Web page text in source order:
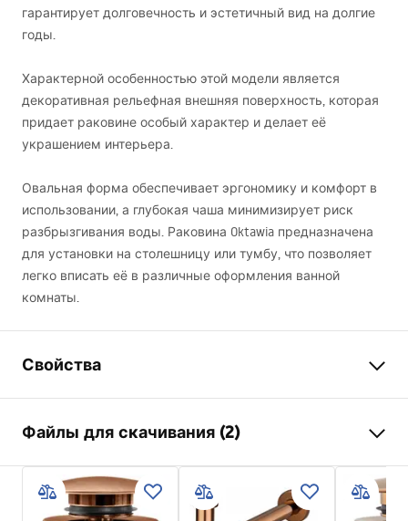
гарантирует долговечность и эстетичный вид на долгие
годы.
Характерной особенностью этой модели является
декоративная рельефная внешняя поверхность, которая
придает раковине особый характер и делает её
украшением интерьера.
Овальная форма обеспечивает эргономику и комфорт в
использовании, а глубокая чаша минимизирует риск
разбрызгивания воды. Раковина Oktawia предназначена
для установки на столешницу или тумбу, что позволяет
легко вписать её в различные оформления ванной
комнаты.
Свойства
Материал
Санитарная керамика
Цвет
Белый
Отделка
Глянцевый
Файлы для скачивания (2)
Инструкция по сборке
Basin.pdf